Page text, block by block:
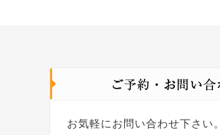
お気軽にお問い合わせ下さい。